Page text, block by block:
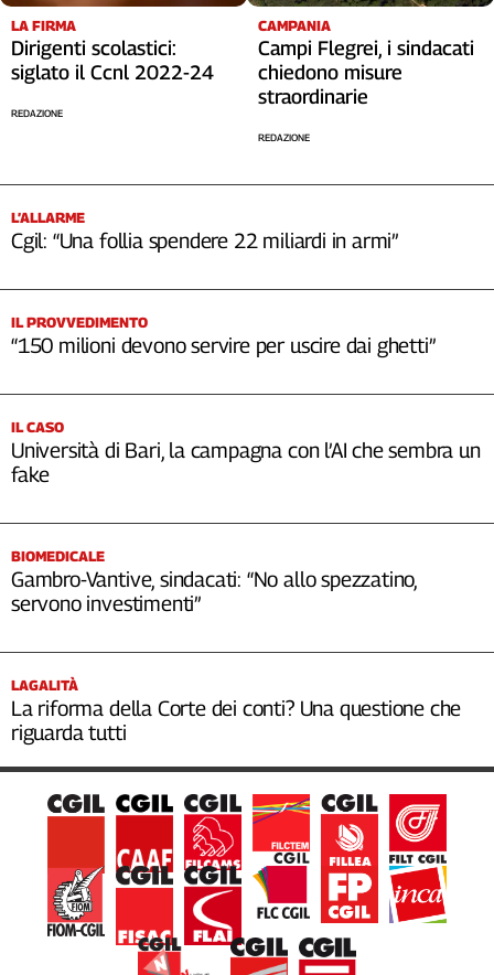
LA FIRMA
Dirigenti scolastici:
siglato il Ccnl 2022-24
REDAZIONE
CAMPANIA
Campi Flegrei, i sindacati
chiedono misure
straordinarie
REDAZIONE
L’ALLARME
Cgil: “Una follia spendere 22 miliardi in armi”
IL PROVVEDIMENTO
“150 milioni devono servire per uscire dai ghetti”
IL CASO
Università di Bari, la campagna con l’AI che sembra un
fake
BIOMEDICALE
Gambro-Vantive, sindacati: “No allo spezzatino,
servono investimenti”
LAGALITÀ
La riforma della Corte dei conti? Una questione che
riguarda tutti